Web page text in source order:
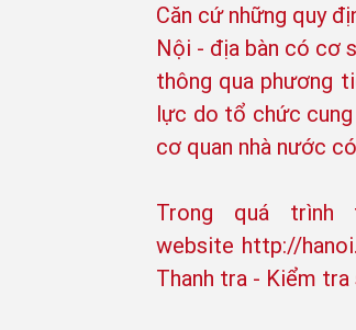
Căn cứ những quy
Nội - địa bàn có cơ
thông qua phương
lực do tổ chức
cơ quan nhà nước
Trong quá
website http://
Thanh tra - Kiểm